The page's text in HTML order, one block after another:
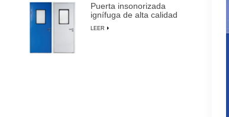
Puerta insonorizada
ignífuga de alta calidad
anulación manual
LEER